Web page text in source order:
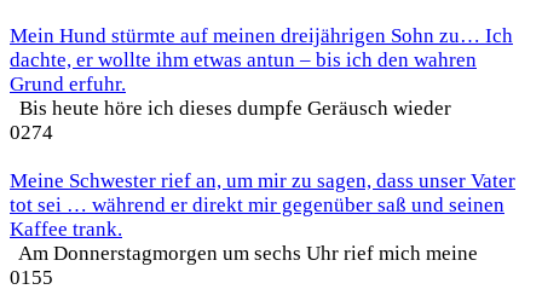
Mein Hund stürmte auf meinen dreijährigen Sohn zu… Ich
dachte, er wollte ihm etwas antun – bis ich den wahren
Grund erfuhr.
Bis heute höre ich dieses dumpfe Geräusch wieder
0274
Meine Schwester rief an, um mir zu sagen, dass unser Vater
tot sei … während er direkt mir gegenüber saß und seinen
Kaffee trank.
Am Donnerstagmorgen um sechs Uhr rief mich meine
0155